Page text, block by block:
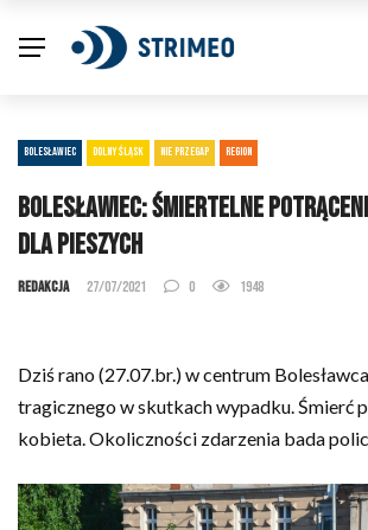
BOLESŁAWIEC DOLNY ŚLĄSK NIE PRZEGAP REGION
Bolesławiec: Śmiertelne
dla pieszych
Redakcja 27/07/2021 0 1948
Dziś rano (27.07.br.) w centrum
tragicznego w skutkach wypadku. Śmierć
kobieta. Okoliczności zdarzenia bada